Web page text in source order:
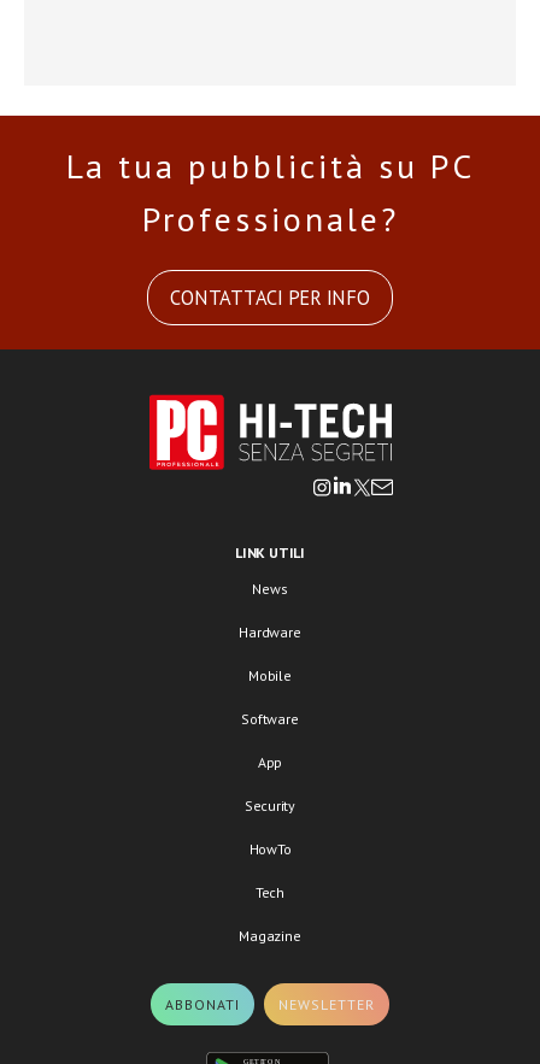
La tua pubblicità su PC
Professionale?
CONTATTACI PER INFO
LINK UTILI
News
Hardware
Mobile
Software
App
Security
HowTo
Tech
Magazine
ABBONATI NEWSLETTER